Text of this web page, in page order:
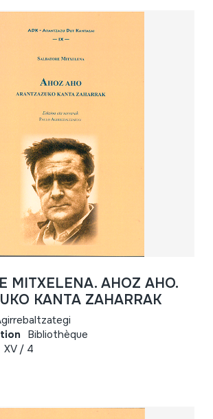
MITXELENA. AHOZ AHO.
KANTA ZAHARRAK
Bibliothèque
XV / 4